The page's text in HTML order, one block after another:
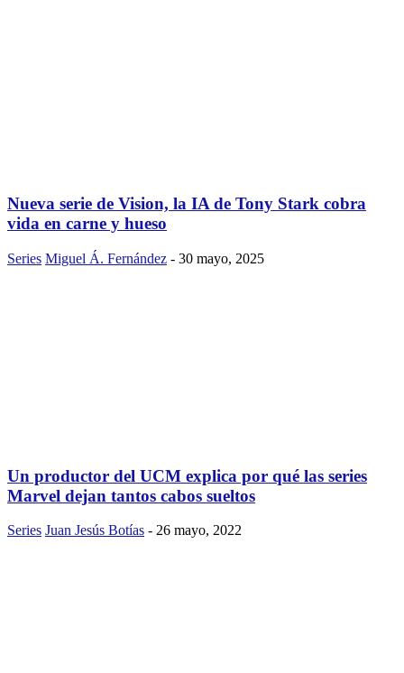
Nueva serie de Vision, la IA de Tony Stark cobra
vida en carne y hueso
Series Miguel Á. Fernández - 30 mayo, 2025
Un productor del UCM explica por qué las series
Marvel dejan tantos cabos sueltos
Series Juan Jesús Botías - 26 mayo, 2022